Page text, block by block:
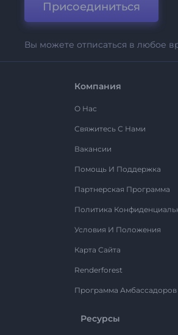
Присоединиться
Вы можете отписаться в любое
Компания
О Нас
Свяжитесь С Нами
Вакансии
Помощь И Поддержка
Партнерская Программа
Политика
Условия И Положения
Карта Сайта
Renderforest
Программа Амбассадоров
Ресурсы